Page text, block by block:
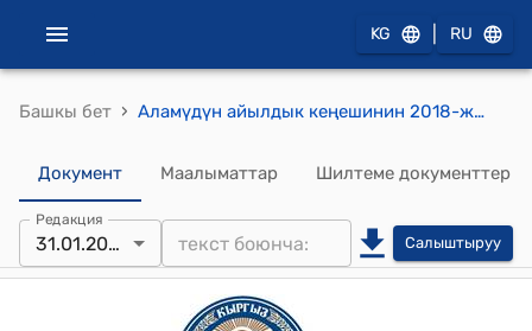
KG RU
Башкы бет › Аламүдүн айылдык кеңешинин 2018-жылдын 31-декабрындагы №51-27 "Акча каражатын бөлүп берүү жөнүндө"токтому
Документ Маалыматтар Шилтеме документтер
Редакция
31.01.2018 Салыштыруу